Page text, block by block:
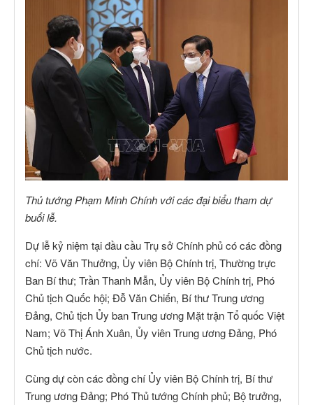
Thủ tướng Phạm Minh Chính với các đại biểu tham dự
buổi lễ.
Dự lễ kỷ niệm tại đầu cầu Trụ sở Chính phủ có các đồng
chí: Võ Văn Thưởng, Ủy viên Bộ Chính trị, Thường trực
Ban Bí thư; Trần Thanh Mẫn, Ủy viên Bộ Chính trị, Phó
Chủ tịch Quốc hội; Đỗ Văn Chiến, Bí thư Trung ương
Đảng, Chủ tịch Ủy ban Trung ương Mặt trận Tổ quốc Việt
Nam; Võ Thị Ánh Xuân, Ủy viên Trung ương Đảng, Phó
Chủ tịch nước.
Cùng dự còn các đồng chí Ủy viên Bộ Chính trị, Bí thư
Trung ương Đảng; Phó Thủ tướng Chính phủ; Bộ trưởng,